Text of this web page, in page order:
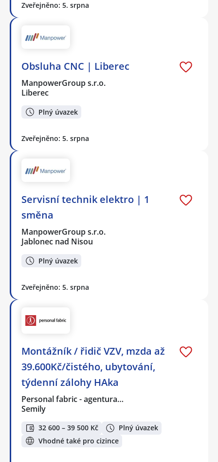
Zveřejněno: 5. srpna
Obsluha CNC | Liberec
ManpowerGroup s.r.o.
Liberec
Plný úvazek
Zveřejněno: 5. srpna
Servisní technik elektro | 1
směna
ManpowerGroup s.r.o.
Jablonec nad Nisou
Plný úvazek
Zveřejněno: 5. srpna
Montážník / řidič VZV, mzda až
39.600Kč/čistého, ubytování,
týdenní zálohy HAka
Personal fabric - agentura…
Semily
32 600 – 39 500 Kč
Plný úvazek
Vhodné také pro cizince